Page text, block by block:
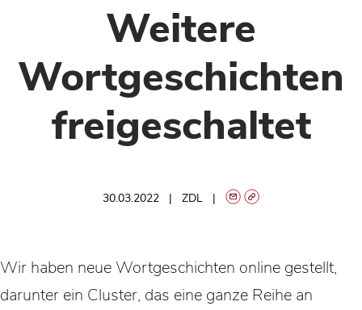
Weitere
Wortgeschichten
freigeschaltet
30.03.2022 ZDL
Wir haben neue Wortgeschichten online gestellt,
darunter ein Cluster, das eine ganze Reihe an